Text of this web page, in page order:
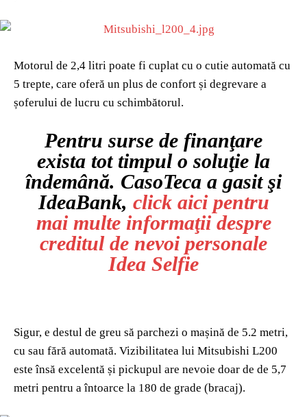
Motorul de 2,4 litri poate fi cuplat cu o cutie automată cu
5 trepte, care oferă un plus de confort și degrevare a
șoferului de lucru cu schimbătorul.
Pentru surse de finanţare
exista tot timpul o soluţie la
îndemână. CasoTeca a gasit şi
IdeaBank, click aici pentru
mai multe informaţii despre
creditul de nevoi personale
Idea Selfie
Sigur, e destul de greu să parchezi o mașină de 5.2 metri,
cu sau fără automată. Vizibilitatea lui Mitsubishi L200
este însă excelentă și pickupul are nevoie doar de de 5,7
metri pentru a întoarce la 180 de grade (bracaj).